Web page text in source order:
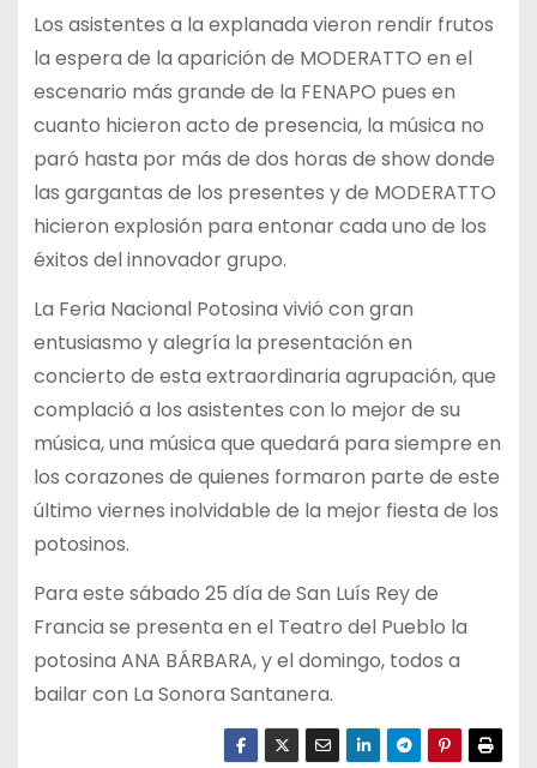
Los asistentes a la explanada vieron rendir frutos
la espera de la aparición de MODERATTO en el
escenario más grande de la FENAPO pues en
cuanto hicieron acto de presencia, la música no
paró hasta por más de dos horas de show donde
las gargantas de los presentes y de MODERATTO
hicieron explosión para entonar cada uno de los
éxitos del innovador grupo.
La Feria Nacional Potosina vivió con gran
entusiasmo y alegría la presentación en
concierto de esta extraordinaria agrupación, que
complació a los asistentes con lo mejor de su
música, una música que quedará para siempre en
los corazones de quienes formaron parte de este
último viernes inolvidable de la mejor fiesta de los
potosinos.
Para este sábado 25 día de San Luís Rey de
Francia se presenta en el Teatro del Pueblo la
potosina ANA BÁRBARA, y el domingo, todos a
bailar con La Sonora Santanera.